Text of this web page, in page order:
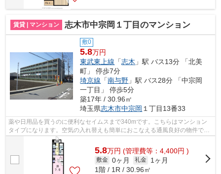
賃貸 | マンション 志木市中宗岡１丁目のマンション
敷0
5.8万円
東武東上線 「志木 」駅 バス13分 「北美
町」 停歩7分
埼京線 「南与野 」駅 バス28分 「中宗岡
一丁目」 停歩5分
築17年 / 30.96㎡
埼玉県志木市中宗岡 １丁目13番33
薬や日用品を買うのに便利なセイムスまで340mです。こちらはマンション
タイプになります。空気の入れ替えも簡単におこなえる通風良好の物件で
す。エレベーターがある物件です。当社ス...
5.8万円 (管理費等：4,400円 )
敷金 0ヶ月 礼金
1ヶ月
1階 / 1R / 30.96㎡